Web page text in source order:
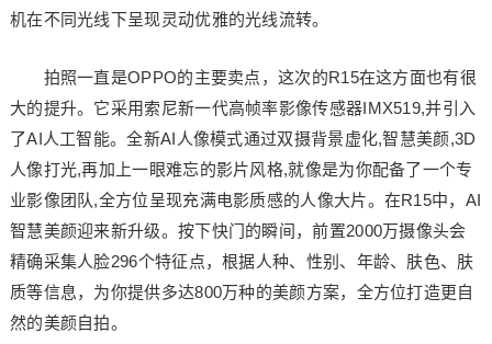
机在不同光线下呈现灵动优雅的光线流转。
拍照一直是OPPO的主要卖点，这次的R15在这方面也有很
大的提升。它采用索尼新一代高帧率影像传感器IMX519,并引入
了AI人工智能。全新AI人像模式通过双摄背景虚化,智慧美颜,3D
人像打光,再加上一眼难忘的影片风格,就像是为你配备了一个专
业影像团队,全方位呈现充满电影质感的人像大片。在R15中，AI
智慧美颜迎来新升级。按下快门的瞬间，前置2000万摄像头会
精确采集人脸296个特征点，根据人种、性别、年龄、肤色、肤
质等信息，为你提供多达800万种的美颜方案，全方位打造更自
然的美颜自拍。